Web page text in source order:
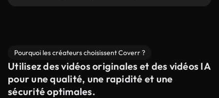
Pourquoi les créateurs choisissent Coverr ?
Utilisez des vidéos originales et des vidéos IA
pour une qualité, une rapidité et une
sécurité optimales.